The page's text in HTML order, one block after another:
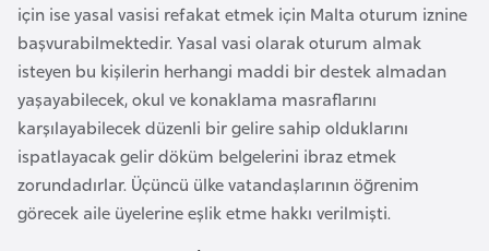
için ise yasal vasisi refakat etmek için Malta oturum iznine
başvurabilmektedir. Yasal vasi olarak oturum almak
isteyen bu kişilerin herhangi maddi bir destek almadan
yaşayabilecek, okul ve konaklama masraflarını
karşılayabilecek düzenli bir gelire sahip olduklarını
ispatlayacak gelir döküm belgelerini ibraz etmek
zorundadırlar. Üçüncü ülke vatandaşlarının öğrenim
görecek aile üyelerine eşlik etme hakkı verilmişti.
Ç
e
k
C
u
m
h